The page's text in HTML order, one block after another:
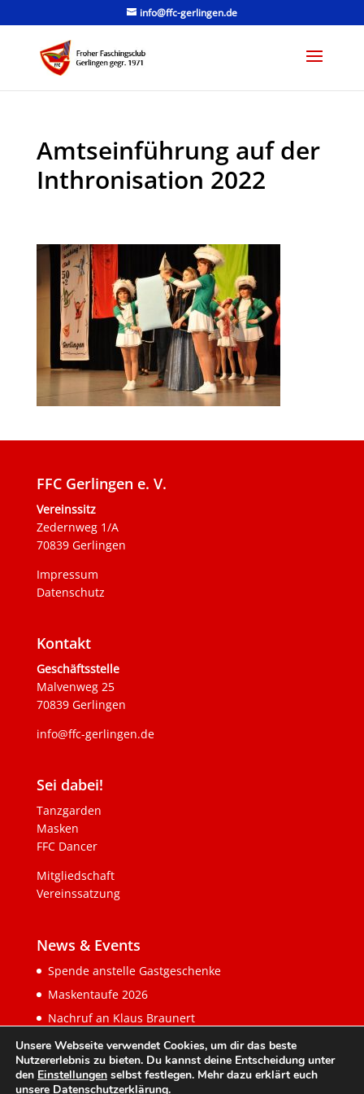
info@ffc-gerlingen.de
Amtseinführung auf der
Inthronisation 2022
FFC Gerlingen e. V.
Vereinssitz
Zedernweg 1/A
70839 Gerlingen
Impressum
Datenschutz
Kontakt
Geschäftsstelle
Malvenweg 25
70839 Gerlingen
info@ffc-gerlingen.de
Sei dabei!
Tanzgarden
Masken
FFC Dancer
Mitgliedschaft
Vereinssatzung
News & Events
Spende anstelle Gastgeschenke
Maskentaufe 2026
Nachruf an Klaus Braunert
Unsere Webseite verwendet Cookies, um dir das beste
Nutzererlebnis zu bieten. Du kannst deine Entscheidung unter
den Einstellungen selbst festlegen. Mehr dazu erklärt euch
unsere Datenschutzerklärung.